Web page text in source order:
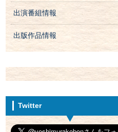
出演番組情報
出版作品情報
Twitter